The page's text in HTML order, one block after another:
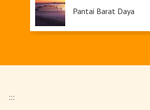
Pantai Barat Daya
:::